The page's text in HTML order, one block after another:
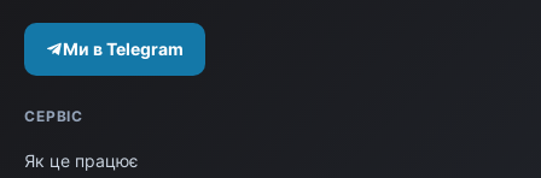
Ми в Telegram
СЕРВІС
Як це працює